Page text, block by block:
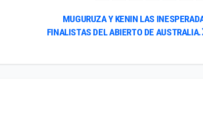
MUGURUZA Y KENIN LAS
FINALISTAS DEL ABIERTO DE AUSTRALIA.